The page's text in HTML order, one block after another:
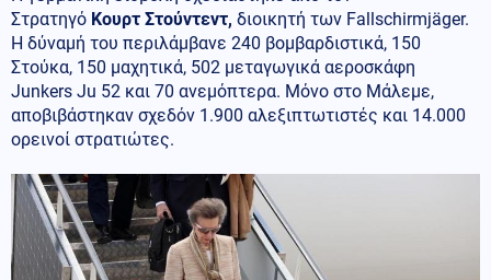
Στρατηγό Κουρτ Στούντεντ, διοικητή των Fallschirmjäger.
Η δύναμή του περιλάμβανε 240 βομβαρδιστικά, 150
Στούκα, 150 μαχητικά, 502 μεταγωγικά αεροσκάφη
Junkers Ju 52 και 70 ανεμόπτερα. Μόνο στο Μάλεμε,
αποβιβάστηκαν σχεδόν 1.900 αλεξιπτωτιστές και 14.000
ορεινοί στρατιώτες.